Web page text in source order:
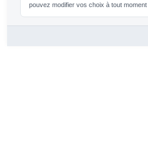
pouvez modifier vos choix à tout